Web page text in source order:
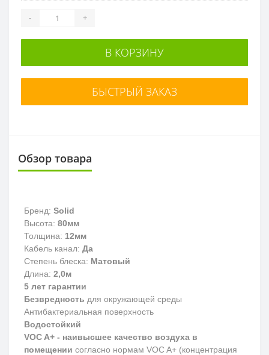
- +
В КОРЗИНУ
БЫСТРЫЙ ЗАКАЗ
Обзор товара
Бренд: Solid
Высота: 80мм
Толщина: 12мм
Кабель канал: Да
Степень блеска: Матовый
Длина: 2,0м
5 лет гарантии
Безвредность для окружающей среды
Антибактериальная поверхность
Водостойкий
VOC A+ - наивысшее качество воздуха в
помещении согласно нормам VOC A+ (концентрация